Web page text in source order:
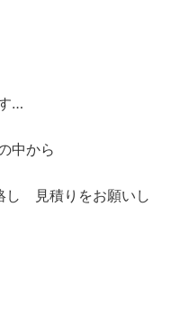
…
中から
し 見積りをお願いし